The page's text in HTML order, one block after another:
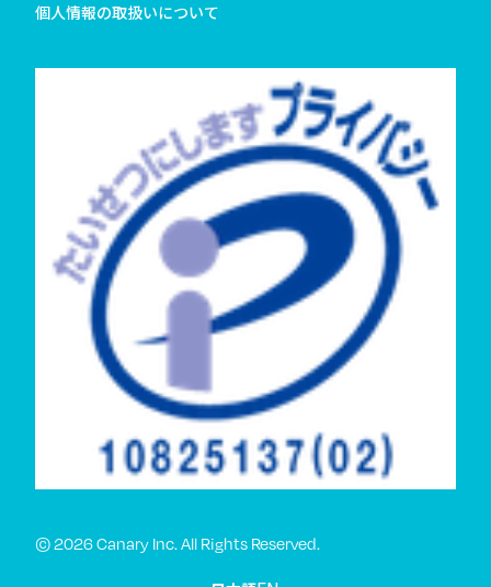
個人情報の取扱いについて
© 2026 Canary Inc. All Rights Reserved.